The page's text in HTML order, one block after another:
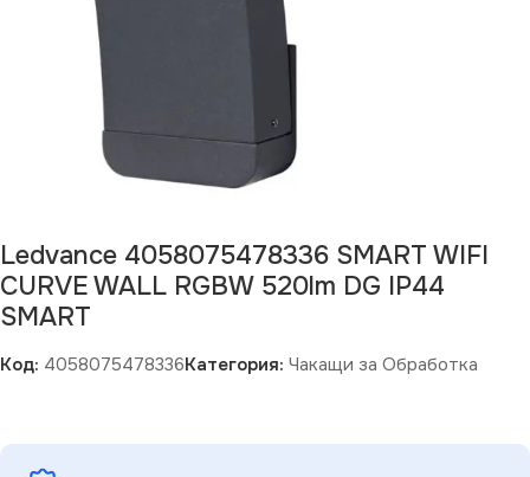
Ledvance 4058075478336 SMART WIFI
CURVE WALL RGBW 520lm DG IP44
SMART
Код: 4058075478336Категория: Чакащи за Обработка